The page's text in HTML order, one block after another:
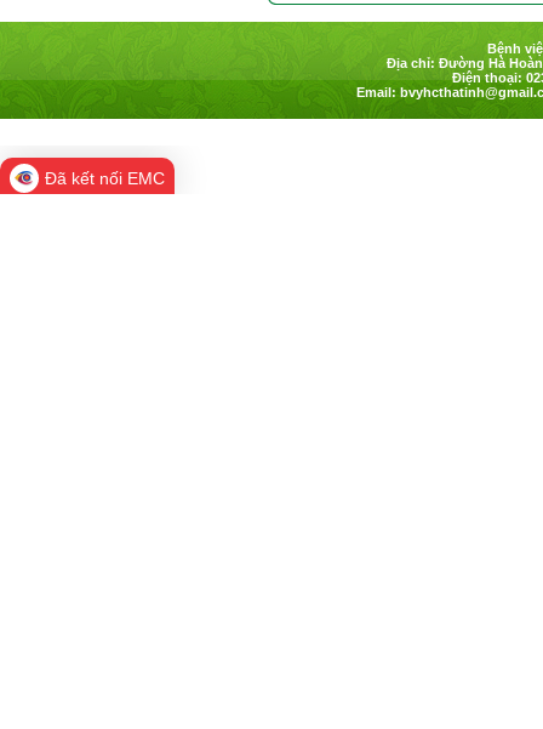
Bệnh
Địa chỉ: Đường Hà
Điện thoại:
Email:
Đã kết nối EMC